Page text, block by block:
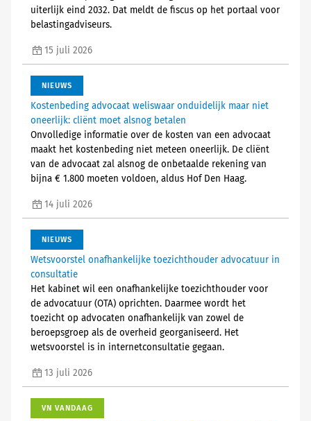
uiterlijk eind 2032. Dat meldt de fiscus op het portaal voor
belastingadviseurs.
15 juli 2026
NIEUWS
Kostenbeding advocaat weliswaar onduidelijk maar niet
oneerlijk: cliënt moet alsnog betalen
Onvolledige informatie over de kosten van een advocaat
maakt het kostenbeding niet meteen oneerlijk. De cliënt
van de advocaat zal alsnog de onbetaalde rekening van
bijna € 1.800 moeten voldoen, aldus Hof Den Haag.
14 juli 2026
NIEUWS
Wetsvoorstel onafhankelijke toezichthouder advocatuur in
consultatie
Het kabinet wil een onafhankelijke toezichthouder voor
de advocatuur (OTA) oprichten. Daarmee wordt het
toezicht op advocaten onafhankelijk van zowel de
beroepsgroep als de overheid georganiseerd. Het
wetsvoorstel is in internetconsultatie gegaan.
13 juli 2026
VN VANDAAG